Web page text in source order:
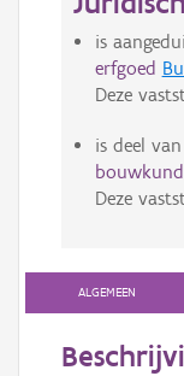
is
erfgoed
Deze
is deel
Deze
ALGEMEEN